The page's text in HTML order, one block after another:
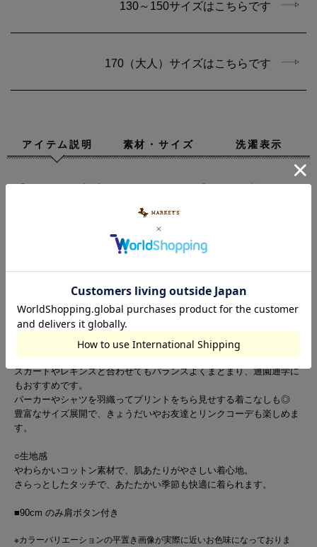
130～150サイズはこちらです
170（大人）サイズはこちらです
アイテム説明 素材・サイズ 洗濯表示
がアクセントになったキュート＆スポーツライクなTシャツです。
刺しゅうやプリントがアクセントになったデザイン♪
カラーはホワイト・キナリ・チャコールの3色展開です。
○スタイリング
デニムやショートパンツに合わせるだけで、かわいいカジュアルコー
デが完成します。
スカートやレギンスと合わせてもバランスよくまとまり、通園通学に
もおすすめです。
パーカーやシャツを羽織ってプリントをちら見せする着こなしも◎
豊富なサイズ展開で、きょうだいやお友達とリンクコーデも楽しめま
す。
○生地感
やわらかいコットン素材で、肌あたりがやさしい着心地。
さらっとしたタッチで、あたたかい季節も快適に着られます。
■90cm のみ肩ボタン付き
※カラーバリエーションの平置き画像が実際に近いお色味になっておりま